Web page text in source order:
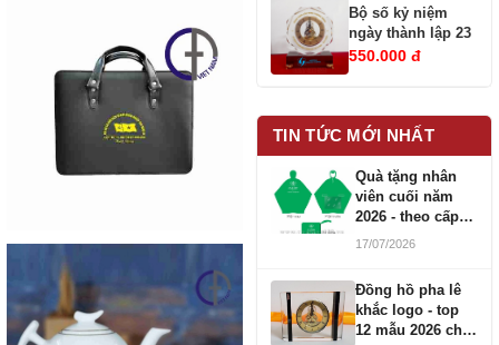
Bộ số kỷ niệm
ngày thành lập 23
550.000 đ
TIN TỨC MỚI NHẤT
Quà tặng nhân
viên cuối năm
2026 - theo cấp
bậc CBNV
17/07/2026
Đồng hồ pha lê
khắc logo - top
12 mẫu 2026 cho